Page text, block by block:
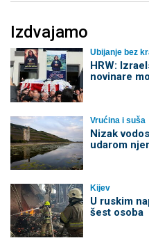
Izdvajamo
Ubijanje bez
HRW:
novinare
Vrućina i suša
Nizak
udarom
Kijev
U ruskim
šest osoba